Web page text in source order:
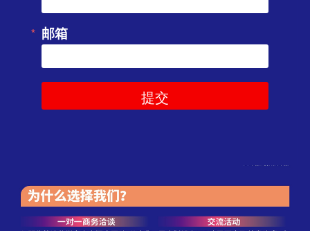
邮箱
提交